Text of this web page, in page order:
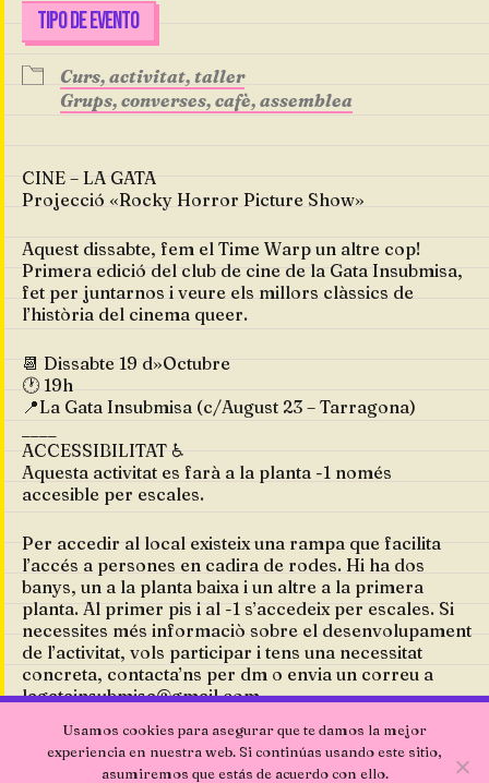
TIPO DE EVENTO
Curs, activitat, taller
Grups, converses, cafè, assemblea
CINE – LA GATA
Projecció «Rocky Horror Picture Show»
Aquest dissabte, fem el Time Warp un altre cop!
Primera edició del club de cine de la Gata Insubmisa,
fet per juntarnos i veure els millors clàssics de
l’història del cinema queer.
📆 Dissabte 19 d»Octubre
🕐 19h
📍La Gata Insubmisa (c/August 23 – Tarragona)
ACCESSIBILITAT ♿️
Aquesta activitat es farà a la planta -1 només
accesible per escales.
Per accedir al local existeix una rampa que facilita
l’accés a persones en cadira de rodes. Hi ha dos
banys, un a la planta baixa i un altre a la primera
planta. Al primer pis i al -1 s’accedeix per escales. Si
necessites més informaciò sobre el desenvolupament
de l’activitat, vols participar i tens una necessitat
concreta, contacta’ns per dm o envia un correu a
lagatainsubmisa@gmail.com
Usamos cookies para asegurar que te damos la mejor
experiencia en nuestra web. Si continúas usando este sitio,
asumiremos que estás de acuerdo con ello.